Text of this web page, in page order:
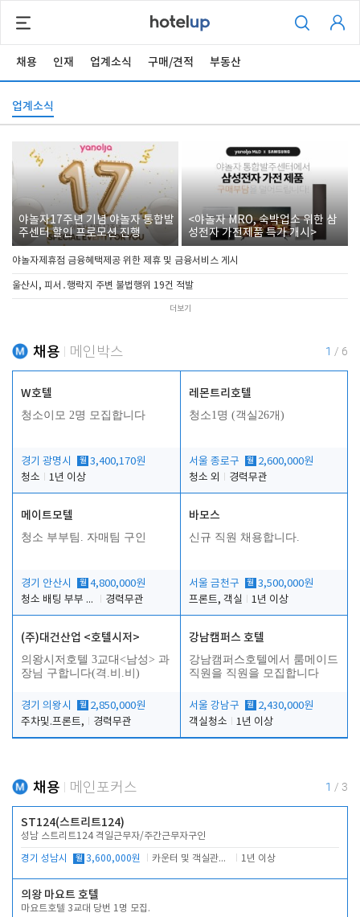
채용 인재 업계소식 구매/견적 부동산
업계소식
야놀자17주년 기념 야놀자 통합발
주센터 할인 프로모션 진행
<야놀자 MRO, 숙박업소 위한 삼
성전자 가전제품 특가 개시>
야놀자제휴점 금융혜택제공 위한 제휴 및 금융서비스 게시
울산시, 피서․행락지 주변 불법행위 19건 적발
더보기
채용 메인박스 1 / 6
W호텔
청소이모 2명 모집합니다
경기 광명시 월 3,400,170원
청소
1년 이상
레몬트리호텔
청소1명 (객실26개)
서울 종로구 월 2,600,000원
청소 외
경력무관
메이트모텔
청소 부부팀. 자매팀 구인
경기 안산시 월 4,800,000원
청소 배팅 부부 구합니다
경력무관
바모스
신규 직원 채용합니다.
서울 금천구 월 3,500,000원
프론트, 객실
1년 이상
(주)대건산업 <호텔시저>
의왕시저호텔 3교대<남성> 과
장님 구합니다(격.비.비)
경기 의왕시 월 2,850,000원
주차및.프론트,
경력무관
강남캠퍼스 호텔
강남캠퍼스호텔에서 룸메이드
직원을 직원을 모집합니다
서울 강남구 월 2,430,000원
객실청소
1년 이상
채용 메인포커스 1 / 3
ST124(스트리트124)
성남 스트리트124 격일근무자/주간근무자구인
경기 성남시 월 3,600,000원 카운터 및 객실관리 전반 1년 이상
의왕 마요트 호텔
마요트호텔 3교대 당번 1명 모집.